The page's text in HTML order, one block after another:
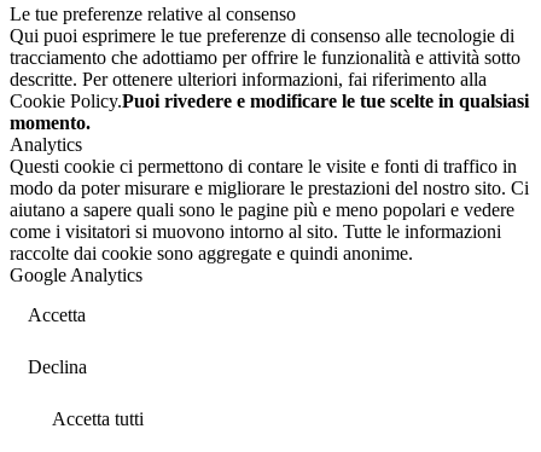
Le tue preferenze relative al consenso
Qui puoi esprimere le tue preferenze di consenso alle tecnologie di
tracciamento che adottiamo per offrire le funzionalità e attività sotto
descritte. Per ottenere ulteriori informazioni, fai riferimento alla
Cookie Policy.Puoi rivedere e modificare le tue scelte in qualsiasi
momento.
Analytics
Questi cookie ci permettono di contare le visite e fonti di traffico in
modo da poter misurare e migliorare le prestazioni del nostro sito. Ci
aiutano a sapere quali sono le pagine più e meno popolari e vedere
come i visitatori si muovono intorno al sito. Tutte le informazioni
raccolte dai cookie sono aggregate e quindi anonime.
Google Analytics
Accetta
Declina
Accetta tutti